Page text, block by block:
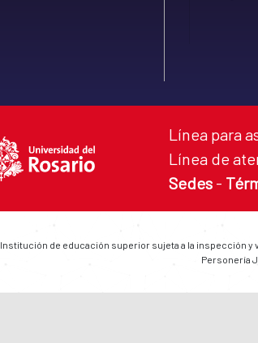
Línea para
Línea de
Sedes -
Institución de educación superior sujeta a la inspección y
Personería